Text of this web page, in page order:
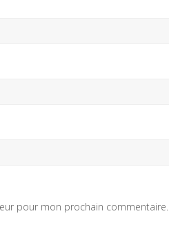
pour mon prochain commentaire.